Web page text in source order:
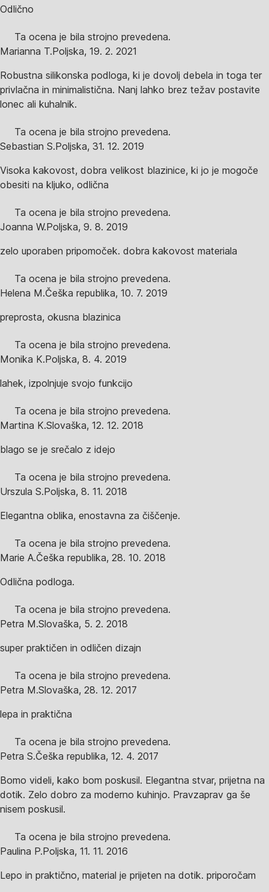
Odlično
Ta ocena je bila strojno prevedena.
Marianna T.Poljska, 19. 2. 2021
Robustna silikonska podloga, ki je dovolj debela in toga ter
privlačna in minimalistična. Nanj lahko brez težav postavite
lonec ali kuhalnik.
Ta ocena je bila strojno prevedena.
Sebastian S.Poljska, 31. 12. 2019
Visoka kakovost, dobra velikost blazinice, ki jo je mogoče
obesiti na kljuko, odlična
Ta ocena je bila strojno prevedena.
Joanna W.Poljska, 9. 8. 2019
zelo uporaben pripomoček. dobra kakovost materiala
Ta ocena je bila strojno prevedena.
Helena M.Češka republika, 10. 7. 2019
preprosta, okusna blazinica
Ta ocena je bila strojno prevedena.
Monika K.Poljska, 8. 4. 2019
lahek, izpolnjuje svojo funkcijo
Ta ocena je bila strojno prevedena.
Martina K.Slovaška, 12. 12. 2018
blago se je srečalo z idejo
Ta ocena je bila strojno prevedena.
Urszula S.Poljska, 8. 11. 2018
Elegantna oblika, enostavna za čiščenje.
Ta ocena je bila strojno prevedena.
Marie A.Češka republika, 28. 10. 2018
Odlična podloga.
Ta ocena je bila strojno prevedena.
Petra M.Slovaška, 5. 2. 2018
super praktičen in odličen dizajn
Ta ocena je bila strojno prevedena.
Petra M.Slovaška, 28. 12. 2017
lepa in praktična
Ta ocena je bila strojno prevedena.
Petra S.Češka republika, 12. 4. 2017
Bomo videli, kako bom poskusil. Elegantna stvar, prijetna na
dotik. Zelo dobro za moderno kuhinjo. Pravzaprav ga še
nisem poskusil.
Ta ocena je bila strojno prevedena.
Paulina P.Poljska, 11. 11. 2016
Lepo in praktično, material je prijeten na dotik. priporočam